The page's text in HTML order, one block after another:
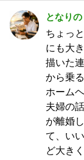
となり
ちょっ
にも大
描いた
から乗
ホーム
夫婦の
が離婚
て、い
ど大き